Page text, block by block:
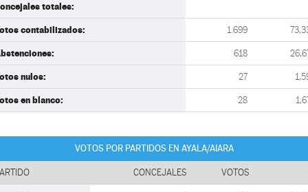
totales:
contabilizados: 1.699
618
nulos: 27
en blanco: 28
VOTOS POR PARTIDOS EN AYALA/AIARA
CONCEJALES VOTOS